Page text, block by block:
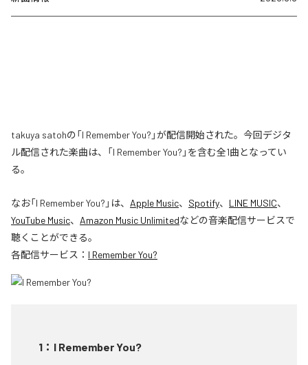
takuya satohの「I Remember You?」が配信開始された。今回デジタ
ル配信された楽曲は、「I Remember You?」を含む全1曲となってい
る。
なお「I Remember You? 」は、 Apple Music、 Spotify、 LINE MUSIC、
YouTube Music、 Amazon Music Unlimitedなどの音楽配信サービスで
聴くことができる。
各配信サービス： I Remember You?
1 ： I Remember You?